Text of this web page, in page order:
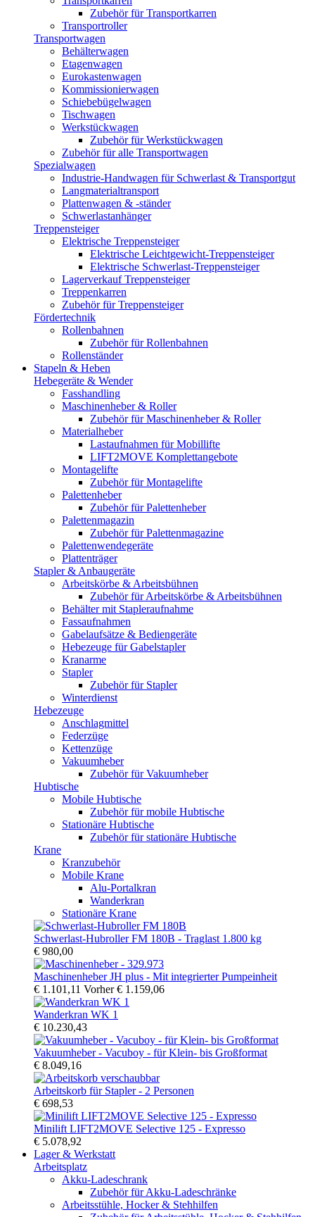
Zubehör für Transportkarren
Transportroller
Transportwagen
Behälterwagen
Etagenwagen
Eurokastenwagen
Kommissionierwagen
Schiebebügelwagen
Tischwagen
Werkstückwagen
Zubehör für Werkstückwagen
Zubehör für alle Transportwagen
Spezialwagen
Industrie-Handwagen für Schwerlast & Transportgut
Langmaterialtransport
Plattenwagen & -ständer
Schwerlastanhänger
Treppensteiger
Elektrische Treppensteiger
Elektrische Leichtgewicht-Treppensteiger
Elektrische Schwerlast-Treppensteiger
Lagerverkauf Treppensteiger
Treppenkarren
Zubehör für Treppensteiger
Fördertechnik
Rollenbahnen
Zubehör für Rollenbahnen
Rollenständer
Stapeln & Heben
Hebegeräte & Wender
Fasshandling
Maschinenheber & Roller
Zubehör für Maschinenheber & Roller
Materialheber
Lastaufnahmen für Mobillifte
LIFT2MOVE Komplettangebote
Montagelifte
Zubehör für Montagelifte
Palettenheber
Zubehör für Palettenheber
Palettenmagazin
Zubehör für Palettenmagazine
Palettenwendegeräte
Plattenträger
Stapler & Anbaugeräte
Arbeitskörbe & Arbeitsbühnen
Zubehör für Arbeitskörbe & Arbeitsbühnen
Behälter mit Stapleraufnahme
Fassaufnahmen
Gabelaufsätze & Bediengeräte
Hebezeuge für Gabelstapler
Kranarme
Stapler
Zubehör für Stapler
Winterdienst
Hebezeuge
Anschlagmittel
Federzüge
Kettenzüge
Vakuumheber
Zubehör für Vakuumheber
Hubtische
Mobile Hubtische
Zubehör für mobile Hubtische
Stationäre Hubtische
Zubehör für stationäre Hubtische
Krane
Kranzubehör
Mobile Krane
Alu-Portalkran
Wanderkran
Stationäre Krane
Schwerlast-Hubroller FM 180B - Traglast 1.800 kg
€ 980,00
Maschinenheber JH plus - Mit integrierter Pumpeinheit
€ 1.101,11 Vorher€ 1.159,06
Wanderkran WK 1
€ 10.230,43
Vakuumheber - Vacuboy - für Klein- bis Großformat
€ 8.049,16
Arbeitskorb für Stapler - 2 Personen
€ 698,53
Minilift LIFT2MOVE Selective 125 - Expresso
€ 5.078,92
Lager & Werkstatt
Arbeitsplatz
Akku-Ladeschrank
Zubehör für Akku-Ladeschränke
Arbeitsstühle, Hocker & Stehhilfen